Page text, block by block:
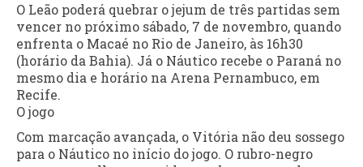
O Leão poderá quebrar o jejum de três partidas sem
vencer no próximo sábado, 7 de novembro, quando
enfrenta o Macaé no Rio de Janeiro, às 16h30
(horário da Bahia). Já o Náutico recebe o Paraná no
mesmo dia e horário na Arena Pernambuco, em
Recife.
O jogo
Com marcação avançada, o Vitória não deu sossego
para o Náutico no início do jogo. O rubro-negro